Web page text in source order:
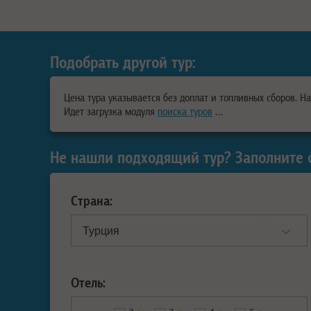
Подобрать другой тур:
Цена тура указывается без доплат и топливных сборов.
Идет загрузка модуля поиска туров …
Не нашли подходящий тур?
Страна:
Отель: